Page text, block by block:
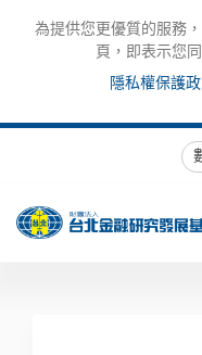
為提供您更優質的服務
頁，即表示您
隱私權保護